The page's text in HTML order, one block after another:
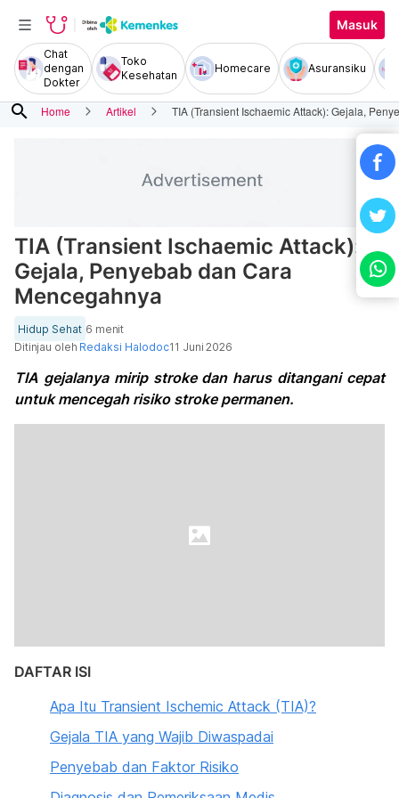
Masuk
Chat
dengan
Dokter
Toko
Kesehatan
Homecare Asuransiku
search Home Artikel TIA (Transient Ischaemic Attack): Gejala,
TIA (Transient Ischaemic Attack):
Gejala, Penyebab dan Cara
Mencegahnya
Hidup Sehat 6 menit
Ditinjau oleh Redaksi Halodoc11 Juni 2026
TIA gejalanya mirip stroke dan harus ditangani cepat
untuk mencegah risiko stroke permanen.
DAFTAR ISI
Apa Itu Transient Ischemic Attack (TIA)?
Gejala TIA yang Wajib Diwaspadai
Penyebab dan Faktor Risiko